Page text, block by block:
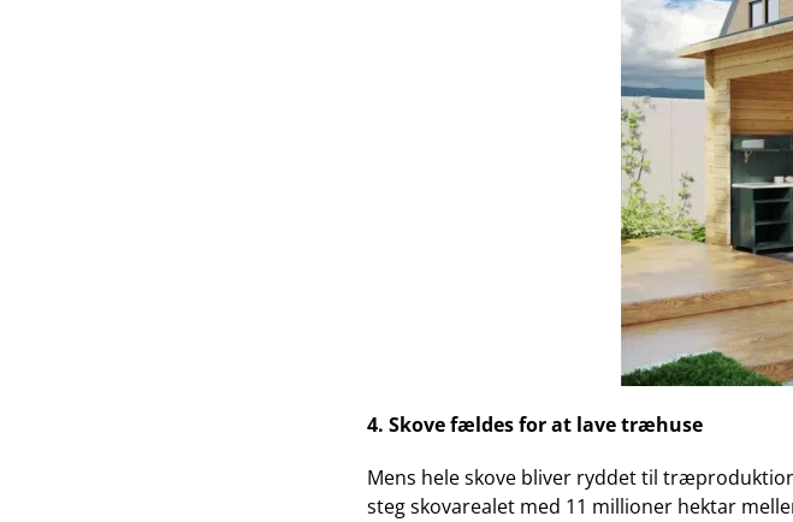
4. Skove fældes for at lave træhuse
Mens hele skove bliver ryddet til
steg skovarealet med 11 millioner hektar